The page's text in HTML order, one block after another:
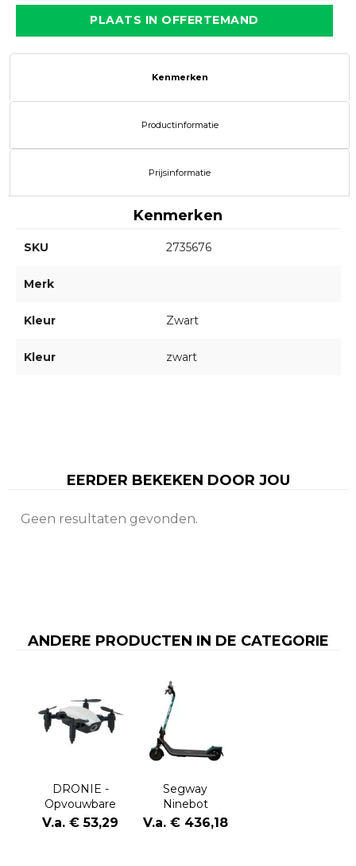
PLAATS IN OFFERTEMAND
Kenmerken
Productinformatie
Prijsinformatie
Kenmerken
SKU 2735676
Merk
Kleur Zwart
Kleur zwart
EERDER BEKEKEN DOOR JOU
Geen resultaten gevonden.
ANDERE PRODUCTEN IN DE CATEGORIE
DRONIE -
Opvouwbare
drone
V.a. € 53,29
Segway
Ninebot
Kickscooter E2
V.a. € 436,18